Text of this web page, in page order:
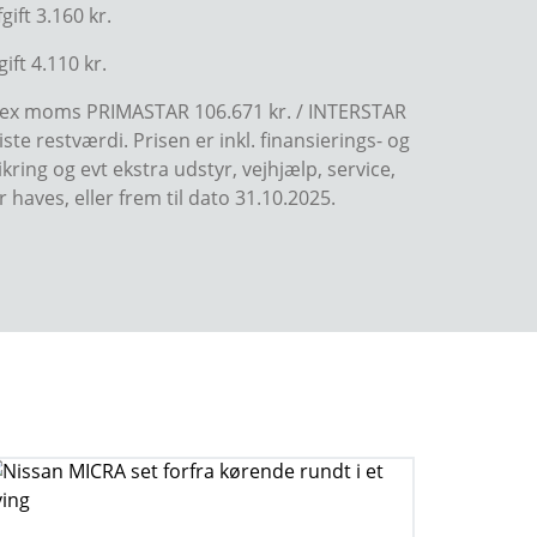
3.160 kr.
4.110 kr.
PRIMASTAR 106.671 kr. / INTERSTAR
restværdi. Prisen er inkl. finansierings- og
og evt ekstra udstyr, vejhjælp, service,
eller frem til dato 31.10.2025.